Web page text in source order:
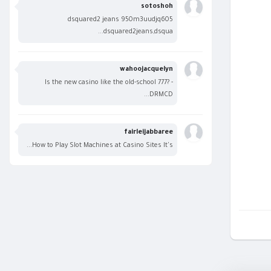
sotoshoh
dsquared2 jeans 950m3uudjq605
dsquared2jeans,dsqua...
wahoojacquelyn
Is the new casino like the old-school 777? -
DRMCD...
fairleijabbaree
How to Play Slot Machines at Casino Sites It's...